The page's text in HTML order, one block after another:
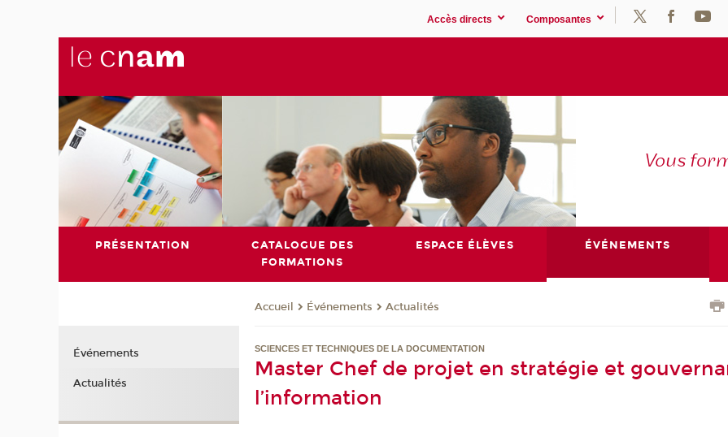
Accès directs Composantes
Vous
PRÉSENTATION
CATALOGUE DES
FORMATIONS
ESPACE ÉLÈVES ÉVÉNEMENTS
Accueil Événements Actualités
SCIENCES ET TECHNIQUES DE LA DOCUMENTATION
Master Chef de projet en stratégie et
l’information
Événements
Actualités